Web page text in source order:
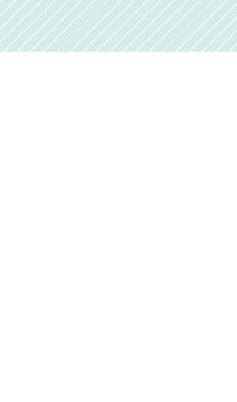
輸送人員の推移（PDF）